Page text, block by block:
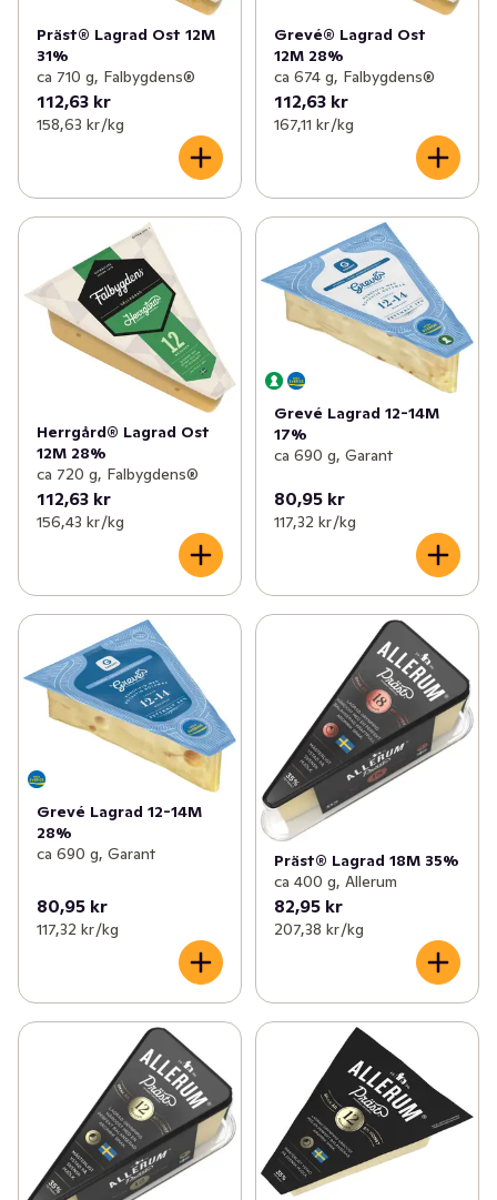
Präst® Lagrad Ost 12M
31%
ca 710 g, Falbygdens®
112,63 kr
158,63 kr /kg
Grevé® Lagrad Ost
12M 28%
ca 674 g, Falbygdens®
112,63 kr
167,11 kr /kg
Herrgård® Lagrad Ost
12M 28%
ca 720 g, Falbygdens®
112,63 kr
156,43 kr /kg
Grevé Lagrad 12-14M
17%
ca 690 g, Garant
80,95 kr
117,32 kr /kg
Grevé Lagrad 12-14M
28%
ca 690 g, Garant
80,95 kr
117,32 kr /kg
Präst® Lagrad 18M 35%
ca 400 g, Allerum
82,95 kr
207,38 kr /kg